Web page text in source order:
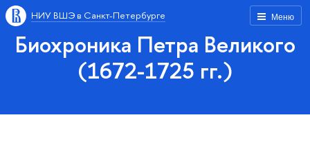
Меню
НИУ ВШЭ в Санкт-Петербурге
Биохроника Петра Великого
(1672-1725 гг.)